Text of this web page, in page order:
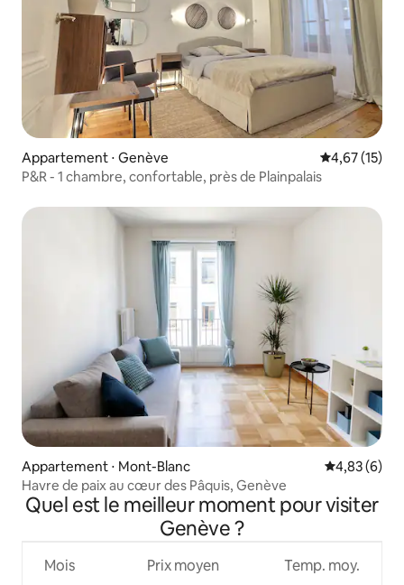
Appartement ⋅ Genève Évaluation
4,67 (15)
P&R - 1 chambre, confortable, près de Plainpalais
Appartement ⋅ Mont-Blanc Évaluation
4,83 (6)
Havre de paix au cœur des Pâquis, Genève
Quel est le meilleur moment pour visiter
Genève ?
Mois Prix moyen Temp. moy.